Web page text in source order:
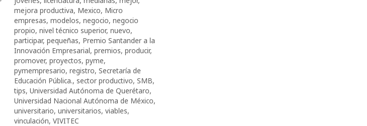
mejora productiva, Mexico, Micro
empresas, modelos, negocio, negocio
propio, nivel técnico superior, nuevo,
participar, pequeñas, Premio Santander a la
Innovación Empresarial, premios, producir,
promover, proyectos, pyme,
pymempresario, registro, Secretaría de
Educación Pública., sector productivo, SMB,
tips, Universidad Autónoma de Querétaro,
Universidad Nacional Autónoma de México,
universitario, universitarios, viables,
vinculación, VIVITEC